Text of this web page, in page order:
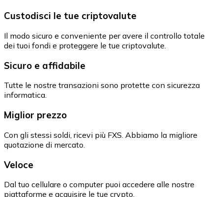
Custodisci le tue criptovalute
Il modo sicuro e conveniente per avere il controllo totale
dei tuoi fondi e proteggere le tue criptovalute.
Sicuro e affidabile
Tutte le nostre transazioni sono protette con sicurezza
informatica.
Miglior prezzo
Con gli stessi soldi, ricevi più FXS. Abbiamo la migliore
quotazione di mercato.
Veloce
Dal tuo cellulare o computer puoi accedere alle nostre
piattaforme e acquisire le tue crypto.